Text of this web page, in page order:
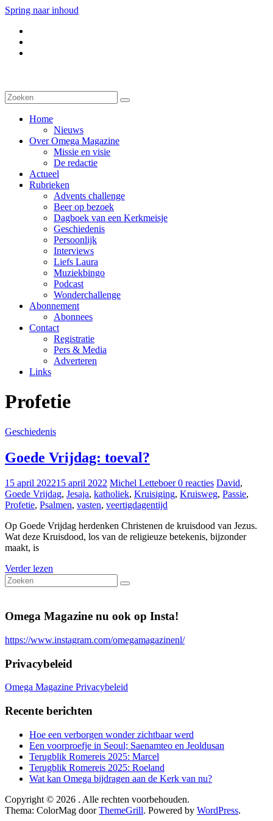
Spring naar inhoud
Home
Nieuws
Over Omega Magazine
Missie en visie
De redactie
Actueel
Rubrieken
Advents challenge
Beer op bezoek
Dagboek van een Kerkmeisje
Geschiedenis
Persoonlijk
Interviews
Liefs Laura
Muziekbingo
Podcast
Wonderchallenge
Abonnement
Abonnees
Contact
Registratie
Pers & Media
Adverteren
Links
Profetie
Geschiedenis
Goede Vrijdag: toeval?
15 april 202215 april 2022 Michel Letteboer0 reacties David,
Goede Vrijdag, Jesaja, katholiek, Kruisiging, Kruisweg, Passie,
Profetie, Psalmen, vasten, veertigdagentijd
Op Goede Vrijdag herdenken Christenen de kruisdood van Jezus.
Wat deze Kruisdood, los van de religieuze betekenis, bijzonder
maakt, is
Verder lezen
Omega Magazine nu ook op Insta!
https://www.instagram.com/omegamagazinenl/
Privacybeleid
Omega Magazine Privacybeleid
Recente berichten
Hoe een verborgen wonder zichtbaar werd
Een voorproefje in Seoul; Saenamteo en Jeoldusan
Terugblik Romereis 2025: Marcel
Terugblik Romereis 2025: Roeland
Wat kan Omega bijdragen aan de Kerk van nu?
Copyright © 2026 . Alle rechten voorbehouden.
Thema: ColorMag doorThemeGrill. Powered by WordPress.